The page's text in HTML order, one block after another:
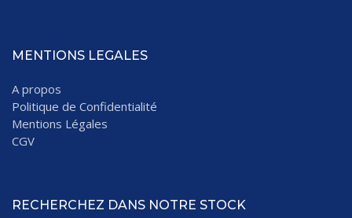
MENTIONS LEGALES
A propos
Politique de Confidentialité
Mentions Légales
CGV
RECHERCHEZ DANS NOTRE STOCK